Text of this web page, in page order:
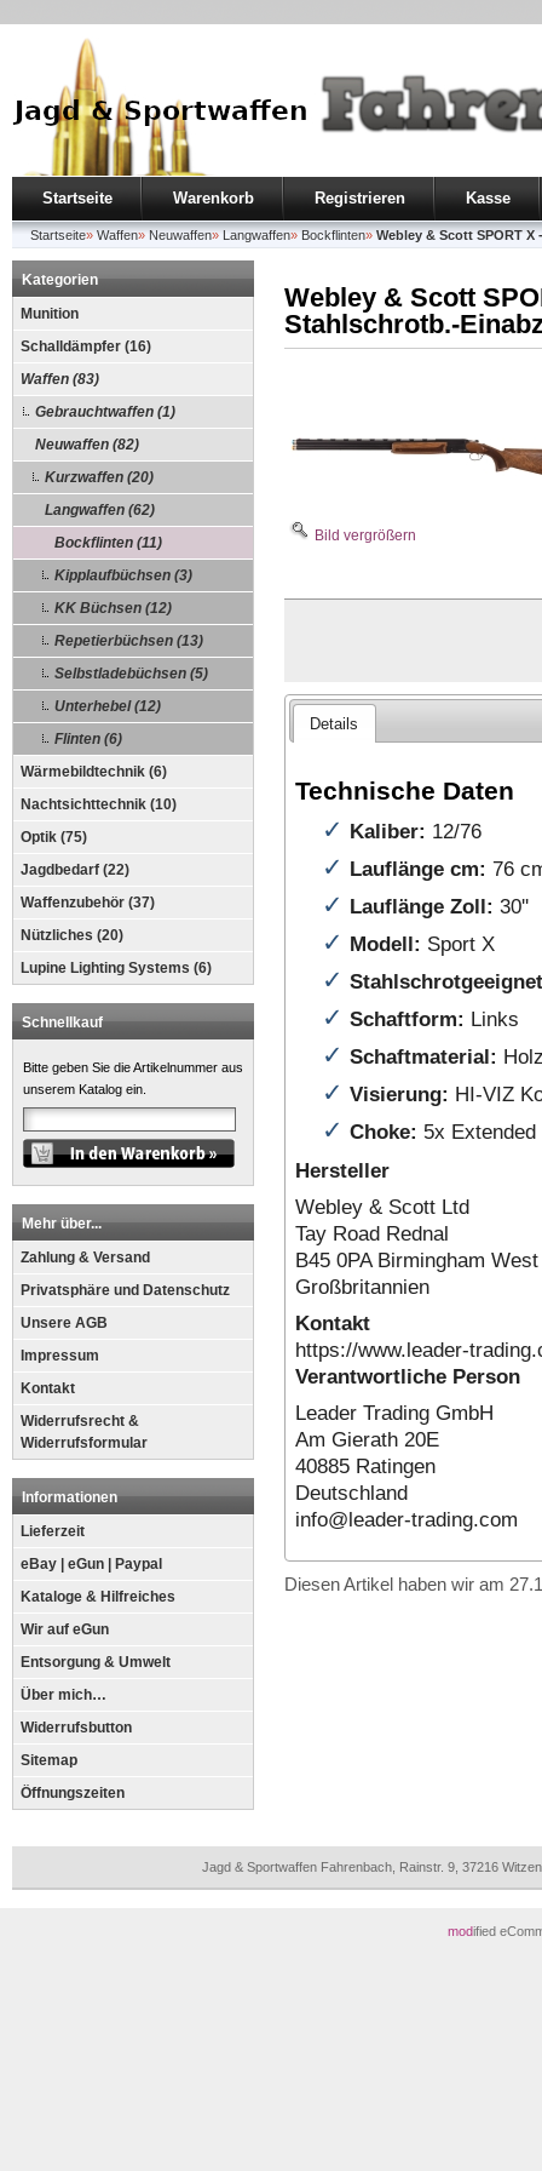
Startseite Warenkorb Registrieren Kasse
Startseite» Waffen» Neuwaffen» Langwaffen» Bockflinten» Webley & Scott SPORT
Kategorien
Munition
Schalldämpfer (16)
Waffen (83)
Gebrauchtwaffen (1)
Neuwaffen (82)
Kurzwaffen (20)
Langwaffen (62)
Bockflinten (11)
Kipplaufbüchsen (3)
KK Büchsen (12)
Repetierbüchsen (13)
Selbstladebüchsen (5)
Unterhebel (12)
Flinten (6)
Wärmebildtechnik (6)
Nachtsichttechnik (10)
Optik (75)
Jagdbedarf (22)
Waffenzubehör (37)
Nützliches (20)
Lupine Lighting Systems (6)
Schnellkauf
Bitte geben Sie die Artikelnummer aus
unserem Katalog ein.
Mehr über...
Zahlung & Versand
Privatsphäre und Datenschutz
Unsere AGB
Impressum
Kontakt
Widerrufsrecht &
Widerrufsformular
Informationen
Lieferzeit
eBay | eGun | Paypal
Kataloge & Hilfreiches
Wir auf eGun
Entsorgung & Umwelt
Über mich…
Widerrufsbutton
Sitemap
Öffnungszeiten
Webley & Scott
Stahlschrotb.-
Bild vergrößern
Details
Technische Daten
✓ Kaliber: 12/76
✓ Lauflänge cm: 76
✓ Lauflänge Zoll: 30''
✓ Modell: Sport X
✓
✓ Schaftform: Links
✓ Schaftmaterial:
✓ Visierung: HI-VIZ
✓ Choke: 5x
Hersteller
Webley & Scott Ltd
Tay Road Rednal
B45 0PA Birmingham
Großbritannien
Kontakt
https://www.leader-
Verantwortliche Person
Leader Trading GmbH
Am Gierath 20E
40885 Ratingen
Deutschland
info@leader-trading.com
Diesen Artikel haben wir am
Jagd & Sportwaffen Fahrenbach, Rainstr. 9, 37216
modified